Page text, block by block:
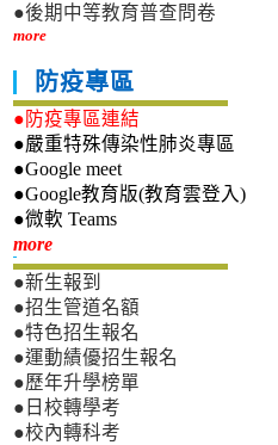
●後期中等教育普查問卷
more
防疫專區
●防疫專區連結
●嚴重特殊傳染性肺炎專區
●Google meet
●Google教育版(教育雲登入)
●微軟 Teams
more新生專區
●新生報到
●招生管道名額
●特色招生報名
●運動績優招生報名
●歷年升學榜單
●日校轉學考
●校內轉科考